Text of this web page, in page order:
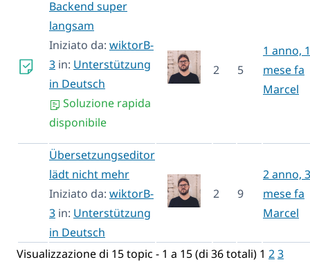
Backend super
langsam
Iniziato da: wiktorB-
3 in: Unterstützung
in Deutsch
Soluzione rapida
disponibile
2 5
1 anno,
mese fa
Marcel
Übersetzungseditor
lädt nicht mehr
Iniziato da: wiktorB-
3 in: Unterstützung
in Deutsch
2 9
2 anno, 3
mese fa
Marcel
Visualizzazione di 15 topic - 1 a 15 (di 36 totali) 1 23